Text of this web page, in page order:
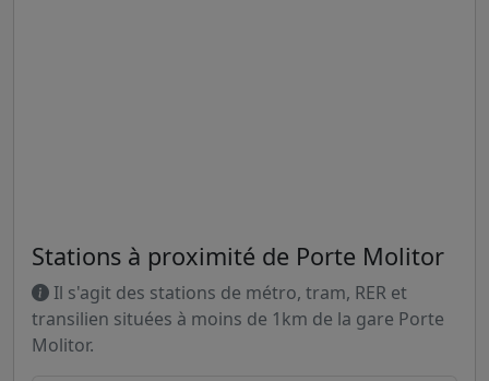
Stations à proximité de Porte Molitor
Il s'agit des stations de métro, tram, RER et
transilien situées à moins de 1km de la gare Porte
Molitor.